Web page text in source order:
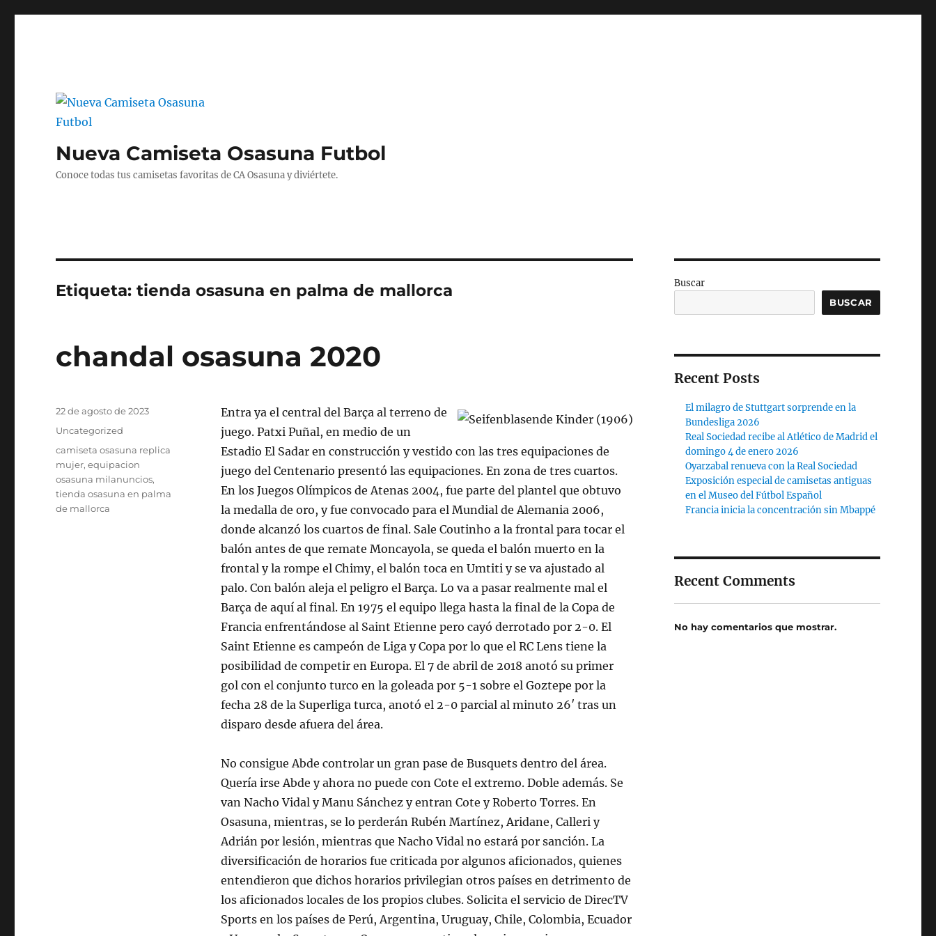
Nueva Camiseta Osasuna Futbol
Conoce todas tus camisetas favoritas de CA Osasuna y diviértete.
Etiqueta:tienda osasuna en palma de mallorca
chandal osasuna 2020
Entra ya el central del Barça al terreno de
juego. Patxi Puñal, en medio de un
Estadio El Sadar en construcción y vestido con las tres equipaciones de
juego del Centenario presentó las equipaciones. En zona de tres cuartos.
En los Juegos Olímpicos de Atenas 2004, fue parte del plantel que obtuvo
la medalla de oro, y fue convocado para el Mundial de Alemania 2006,
donde alcanzó los cuartos de final. Sale Coutinho a la frontal para tocar el
balón antes de que remate Moncayola, se queda el balón muerto en la
frontal y la rompe el Chimy, el balón toca en Umtiti y se va ajustado al
palo. Con balón aleja el peligro el Barça. Lo va a pasar realmente mal el
Barça de aquí al final. En 1975 el equipo llega hasta la final de la Copa de
Francia enfrentándose al Saint Etienne pero cayó derrotado por 2-0. El
Saint Etienne es campeón de Liga y Copa por lo que el RC Lens tiene la
posibilidad de competir en Europa. El 7 de abril de 2018 anotó su primer
gol con el conjunto turco en la goleada por 5-1 sobre el Goztepe por la
fecha 28 de la Superliga turca, anotó el 2-0 parcial al minuto 26′ tras un
disparo desde afuera del área.
No consigue Abde controlar un gran pase de Busquets dentro del área.
Quería irse Abde y ahora no puede con Cote el extremo. Doble además. Se
van Nacho Vidal y Manu Sánchez y entran Cote y Roberto Torres. En
Osasuna, mientras, se lo perderán Rubén Martínez, Aridane, Calleri y
Adrián por lesión, mientras que Nacho Vidal no estará por sanción. La
diversificación de horarios fue criticada por algunos aficionados, quienes
entendieron que dichos horarios privilegian otros países en detrimento de
los aficionados locales de los propios clubes. Solicita el servicio de DirecTV
Sports en los países de Perú, Argentina, Uruguay, Chile, Colombia, Ecuador
Publicado
22 de agosto de 2023
Categorías
Uncategorized
Etiquetas
camiseta osasuna replica
mujer,equipacion
osasuna milanuncios,
tienda osasuna en palma
de mallorca
Buscar
BUSCAR
Recent Posts
El milagro de Stuttgart sorprende en la
Bundesliga 2026
Real Sociedad recibe al Atlético de Madrid el
domingo 4 de enero 2026
Oyarzabal renueva con la Real Sociedad
Exposición especial de camisetas antiguas
en el Museo del Fútbol Español
Francia inicia la concentración sin Mbappé
Recent Comments
No hay comentarios que mostrar.